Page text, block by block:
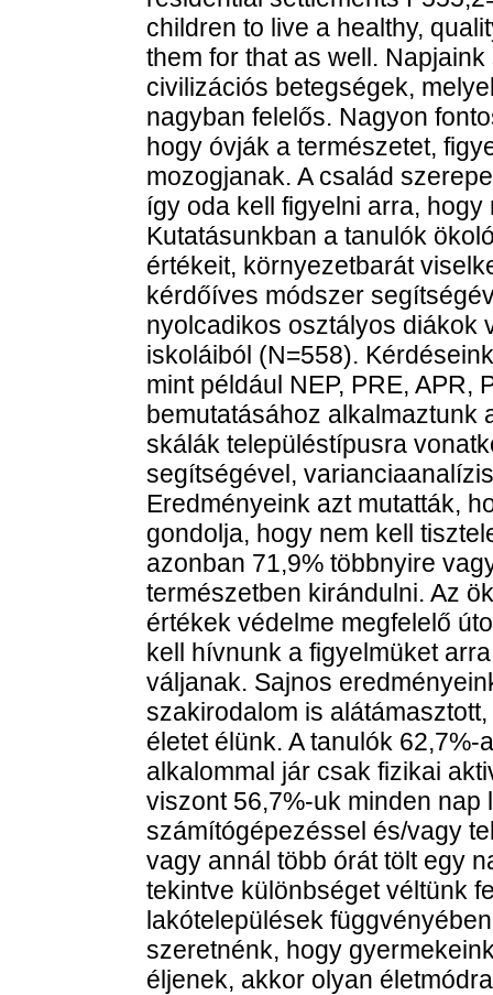
children to live a healthy,
them for that as well.
civilizációs betegségek,
nagyban felelős. Nagyon
hogy óvják a természetet,
mozogjanak. A család
így oda kell figyelni arra,
Kutatásunkban a tanulók
értékeit, környezetbarát
kérdőíves módszer
nyolcadikos osztályos diákok
iskoláiból (N=558).
mint például NEP, PRE, APR,
bemutatásához alkalmaztunk
skálák településtípusra
segítségével,
Eredményeink azt mutatták,
gondolja, hogy nem kell
azonban 71,9% többnyire
természetben kirándulni. Az
értékek védelme megfelelő
kell hívnunk a figyelmüket
váljanak. Sajnos
szakirodalom is
életet élünk. A tanulók
alkalommal jár csak fizikai
viszont 56,7%-uk minden nap
számítógépezéssel és/vagy
vagy annál több órát tölt egy
tekintve különbséget véltünk
lakótelepülések
szeretnénk, hogy
éljenek, akkor olyan